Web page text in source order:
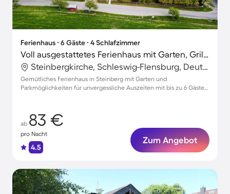
Ferienhaus ∙ 6 Gäste ∙ 4 Schlafzimmer
Voll ausgestattetes Ferienhaus mit Garten, Grill und Terrasse | Naturblick | Hunde erlaubt
Steinbergkirche, Schleswig-Flensburg, Deutschland
Gemütliches Ferienhaus in Steinberg mit Garten und
Parkmöglichkeiten für unvergessliche Auszeiten mit bis zu 6 Gästen
ab 83 €
pro Nacht
4.5
Zum Angebot